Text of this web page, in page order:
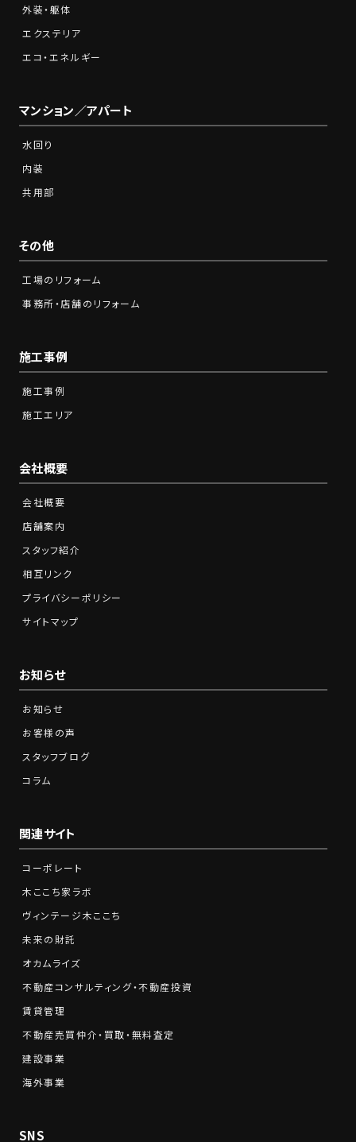
外装・躯体
エクステリア
エコ・エネルギー
マンション／アパート
水回り
内装
共用部
その他
工場のリフォーム
事務所・店舗のリフォーム
施工事例
施工事例
施工エリア
会社概要
会社概要
店舗案内
スタッフ紹介
相互リンク
プライバシーポリシー
サイトマップ
お知らせ
お知らせ
お客様の声
スタッフブログ
コラム
関連サイト
コーポレート
木ここち家ラボ
ヴィンテージ木ここち
未来の財託
オカムライズ
不動産コンサルティング・不動産投資
賃貸管理
不動産売買仲介・買取・無料査定
建設事業
海外事業
SNS